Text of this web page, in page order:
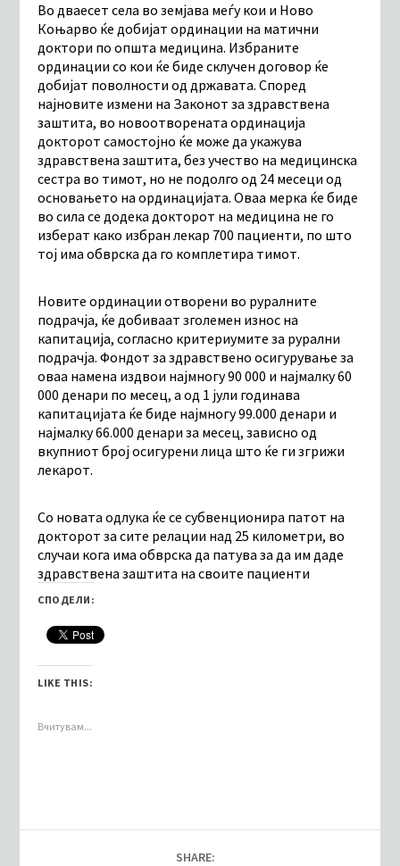
Во дваесет села во земјава меѓу кои и Ново
Коњарво ќе добијат ординации на матични
доктори по општа медицина. Избраните
ординации со кои ќе биде склучен договор ќе
добијат поволности од државата. Според
најновите измени на Законот за здравствена
заштита, во новоотворената ординација
докторот самостојно ќе може да укажува
здравствена заштита, без учество на медицинска
сестра во тимот, но не подолго од 24 месеци од
основањето на ординацијата. Оваа мерка ќе биде
во сила сe додека докторот на медицина не го
изберат како избран лекар 700 пациенти, по што
тој има обврска да го комплетира тимот.
Новите ординации отворени во руралните
подрачја, ќе добиваат зголемен износ на
капитација, согласно критериумите за рурални
подрачја. Фондот за здравствено осигурување за
оваа намена издвои најмногу 90 000 и најмалку 60
000 денари по месец, а од 1 јули годинава
капитацијата ќе биде најмногу 99.000 денари и
најмалку 66.000 денари за месец, зависно од
вкупниот број осигурени лица што ќе ги згрижи
лекарот.
Со новата одлука ќе се субвенционира патот на
докторот за сите релации над 25 километри, во
случаи кога има обврска да патува за да им даде
здравствена заштита на своите пациенти
СПОДЕЛИ:
LIKE THIS:
Вчитувам...
SHARE: